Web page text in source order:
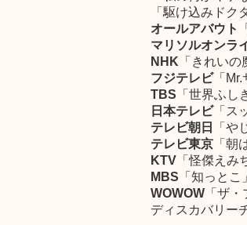
「駆け込みドク
オールアバウト
マリソルオンラ
NHK 「きれい
フジテレビ「Mr.
TBS 「世界ふ
日本テレビ「ス
テレビ朝日
「や
テレビ東京 「朝
KTV 「怪傑えみ
MBS 「知っとこ」
WOWOW 「ザ
ディスカバリー